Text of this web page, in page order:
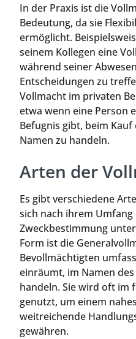
In der Praxis ist die
Bedeutung, da sie
ermöglicht.
seinem Kollegen eine
während seiner
Entscheidungen zu
Vollmacht im privaten
etwa wenn eine Person
Befugnis gibt, beim
Namen zu handeln.
Arten der
Es gibt verschiedene
sich nach ihrem
Zweckbestimmung
Form ist die
Bevollmächtigten
einräumt, im Namen
handeln. Sie wird oft im
genutzt, um einem
weitreichende
gewähren.